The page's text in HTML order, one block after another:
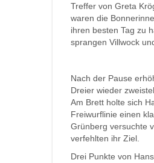
Treffer von Greta
waren die
ihren besten Tag zu
sprangen Villwock
Nach der Pause
Dreier wieder
Am Brett holte sich
Freiwurflinie einen
Grünberg versuchte
verfehlten ihr Ziel.
Drei Punkte von